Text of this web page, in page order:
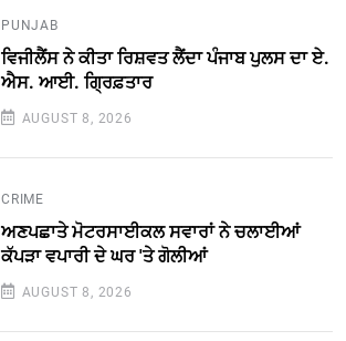
PUNJAB
ਵਿਜੀਲੈਂਸ ਨੇ ਕੀਤਾ ਰਿਸ਼ਵਤ ਲੈਂਦਾ ਪੰਜਾਬ ਪੁਲਸ ਦਾ ਏ.
ਐਸ. ਆਈ. ਗ੍ਰਿਫ਼ਤਾਰ
AUGUST 8, 2026
CRIME
ਅਣਪਛਾਤੇ ਮੋਟਰਸਾਈਕਲ ਸਵਾਰਾਂ ਨੇ ਚਲਾਈਆਂ
ਕੱਪੜਾ ਵਪਾਰੀ ਦੇ ਘਰ 'ਤੇ ਗੋਲੀਆਂ
AUGUST 8, 2026